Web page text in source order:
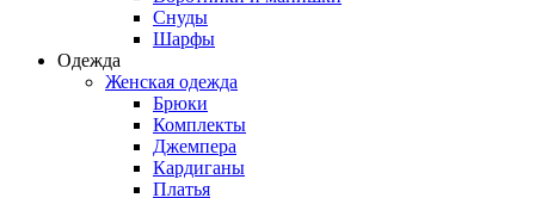
Снуды
Шарфы
Одежда
Женская одежда
Брюки
Комплекты
Джемпера
Кардиганы
Платья